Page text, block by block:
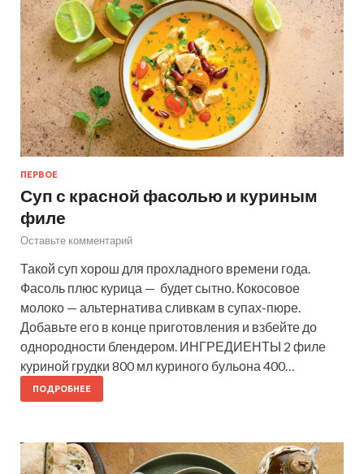
ПЕРВОЕ
Суп с красной фасолью и куриным
филе
Оставьте комментарий
Такой суп хорош для прохладного времени года.
Фасоль плюс курица — будет сытно. Кокосовое
молоко — альтернатива сливкам в супах-пюре.
Добавьте его в конце приготовления и взбейте до
однородности блендером. ИНГРЕДИЕНТЫ 2 филе
куриной грудки 800 мл куриного бульона 400…
ПОДРОБНЕЕ